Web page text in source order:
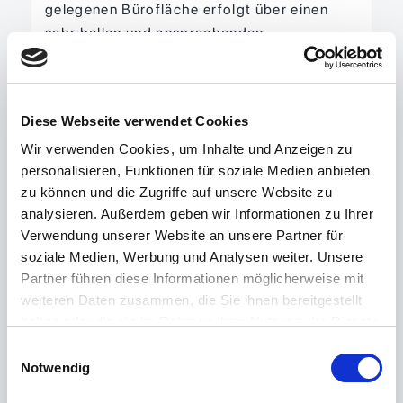
Diese Webseite verwendet Cookies
Wir verwenden Cookies, um Inhalte und Anzeigen zu
personalisieren, Funktionen für soziale Medien anbieten
zu können und die Zugriffe auf unsere Website zu
analysieren. Außerdem geben wir Informationen zu Ihrer
Verwendung unserer Website an unsere Partner für
soziale Medien, Werbung und Analysen weiter. Unsere
Partner führen diese Informationen möglicherweise mit
weiteren Daten zusammen, die Sie ihnen bereitgestellt
Notwendig
gelegenen Bürofläche erfolgt über einen
sehr hellen und ansprechenden
Treppenaufgang. Die Räumlichkeiten
präsentieren sich insgesamt modern,
eine angenehme Arbeitsatmosphäre.
Die Anbindung an das Glasfasernetz der
Telekom wurde erst kürzlich realisiert. Nach
Auskunft der Telekom steht eine Bandbreite
von bis zu 1.000 MBit/s zur Verfügung.
Sonstiges
Hinweis: Bitte haben Sie dafür Verständnis,
immer nur vorbehaltlich der Zustimmung